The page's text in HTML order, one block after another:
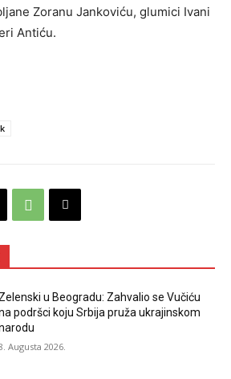
Zoranu Jankoviću, glumici Ivani
Antiću.
Zelenski u Beogradu: Zahvalio se Vučiću
podršci koju Srbija pruža ukrajinskom
Augusta 2026.